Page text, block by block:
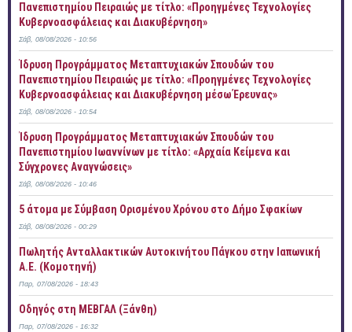
Πανεπιστημίου Πειραιώς με τίτλο: «Προηγμένες Τεχνολογίες
Κυβερνοασφάλειας και Διακυβέρνηση»
Σάβ, 08/08/2026 - 10:56
Ίδρυση Προγράμματος Μεταπτυχιακών Σπουδών του
Πανεπιστημίου Πειραιώς με τίτλο: «Προηγμένες Τεχνολογίες
Κυβερνοασφάλειας και Διακυβέρνηση μέσω Έρευνας»
Σάβ, 08/08/2026 - 10:54
Ίδρυση Προγράμματος Μεταπτυχιακών Σπουδών του
Πανεπιστημίου Ιωαννίνων με τίτλο: «Αρχαία Κείμενα και
Σύγχρονες Αναγνώσεις»
Σάβ, 08/08/2026 - 10:46
5 άτομα με Σύμβαση Ορισμένου Χρόνου στο Δήμο Σφακίων
Σάβ, 08/08/2026 - 00:29
Πωλητής Ανταλλακτικών Αυτοκινήτου Πάγκου στην Ιαπωνική
Α.Ε. (Κομοτηνή)
Παρ, 07/08/2026 - 18:43
Οδηγός στη ΜΕΒΓΑΛ (Ξάνθη)
Παρ, 07/08/2026 - 16:32